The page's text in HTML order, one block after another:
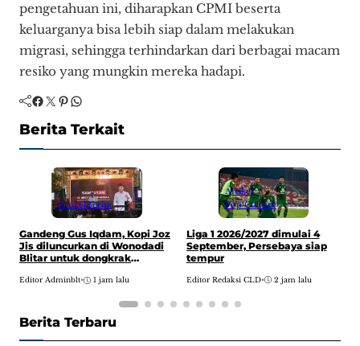
pengetahuan ini, diharapkan CPMI beserta
keluarganya bisa lebih siap dalam melakukan
migrasi, sehingga terhindarkan dari berbagai macam
resiko yang mungkin mereka hadapi.
Facebook Twitter Pinterest WhatsApp
Berita Terkait
ArtikelBerita
Gandeng Gus Iqdam, Kopi Joz
Jis diluncurkan di Wonodadi
Blitar untuk dongkrak
Editor Adminblt• 1 jam lalu
Artikel
Pop Culture
Liga 1 2026/2027 dimulai 4
September, Persebaya siap
tempur
Editor Redaksi CLD• 2 jam lalu
Berita Terbaru